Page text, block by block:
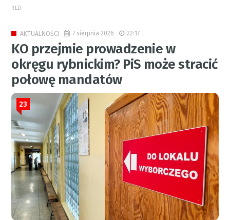
RED.
AKTUALNOŚCI 7 sierpnia 2026 22:17
KO przejmie prowadzenie w
okręgu rybnickim? PiS może stracić
połowę mandatów
23